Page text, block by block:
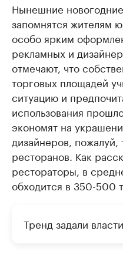
Нынешние
запомнятся жителям
особо ярким
рекламных и
отмечают, что
торговых площадей
ситуацию и
использования
экономят на
дизайнеров, пожалуй,
ресторанов. Как
рестораторы, в
обходится в 350-500
Тренд задали власти